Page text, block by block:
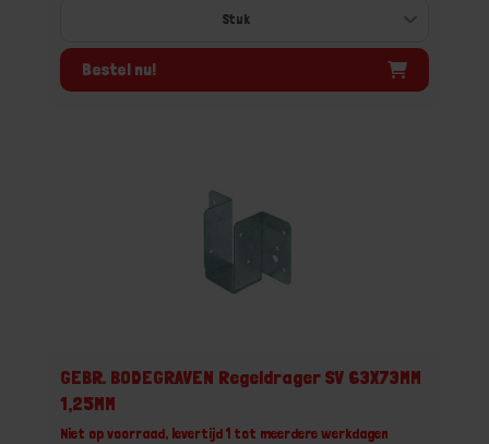
Bestel nu!
GEBR. BODEGRAVEN Regeldrager SV 63X73MM
1,25MM
Niet op voorraad, levertijd 1 tot meerdere werkdagen